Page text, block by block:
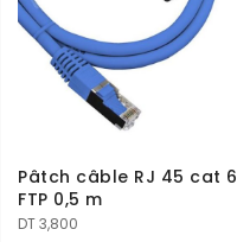
Pâtch câble RJ 45 cat 6
FTP 0,5 m
DT3,800